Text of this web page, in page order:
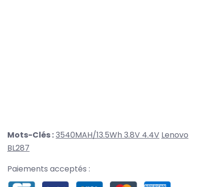
Mots-Clés :3540MAH/13.5Wh 3.8V 4.4V Lenovo
BL287
Paiements acceptés :